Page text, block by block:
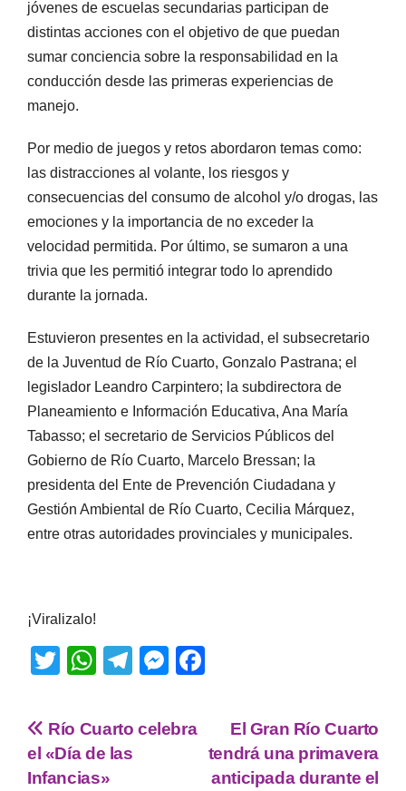
jóvenes de escuelas secundarias participan de
distintas acciones con el objetivo de que puedan
sumar conciencia sobre la responsabilidad en la
conducción desde las primeras experiencias de
manejo.
Por medio de juegos y retos abordaron temas como:
las distracciones al volante, los riesgos y
consecuencias del consumo de alcohol y/o drogas, las
emociones y la importancia de no exceder la
velocidad permitida. Por último, se sumaron a una
trivia que les permitió integrar todo lo aprendido
durante la jornada.
Estuvieron presentes en la actividad, el subsecretario
de la Juventud de Río Cuarto, Gonzalo Pastrana; el
legislador Leandro Carpintero; la subdirectora de
Planeamiento e Información Educativa, Ana María
Tabasso; el secretario de Servicios Públicos del
Gobierno de Río Cuarto, Marcelo Bressan; la
presidenta del Ente de Prevención Ciudadana y
Gestión Ambiental de Río Cuarto, Cecilia Márquez,
entre otras autoridades provinciales y municipales.
¡Viralizalo!
T
tt
er
W
at
s
A
T
e
M
ss
e
b
El Gran Río Cuarto
tendrá una primavera
anticipada durante el
Río Cuarto celebra
el «Día de las
Infancias»